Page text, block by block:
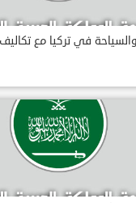
في تركيا مع